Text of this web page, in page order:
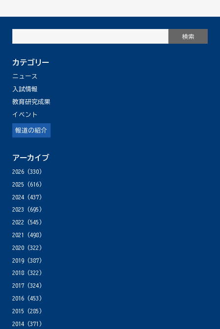
カテゴリー
ニュース
入試情報
教育研究成果
イベント
報道の紹介
アーカイブ
2026(330)
2025 (616)
2024(437)
2023 (695)
2022 (545)
2021
(498)
2020(322)
2019(387)
2018(322)
2017(324)
2016(453)
2015 (285)
2014(371)